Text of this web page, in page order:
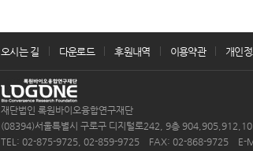
오시는 길 다운로드 후원내역 이용약관 개인
재단법인 록원바이오융합연구재단
(08394)서울특별시 구로구 디지털로242, 9층
TEL: 02-875-9725, 02-859-9725 FAX: 02-868-9725 E-